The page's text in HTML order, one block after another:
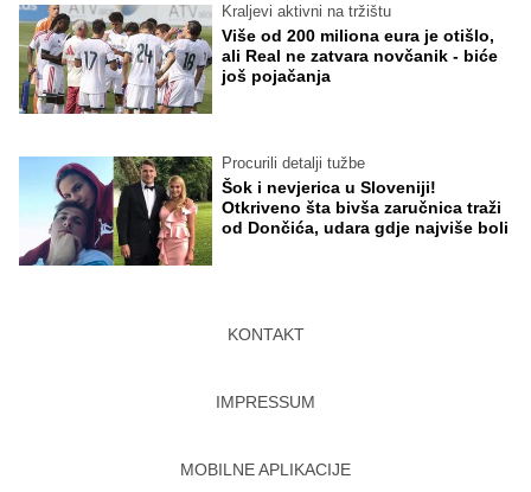
Kraljevi aktivni na tržištu
Više od 200 miliona eura je otišlo,
ali Real ne zatvara novčanik - biće
još pojačanja
Procurili detalji tužbe
Šok i nevjerica u Sloveniji!
Otkriveno šta bivša zaručnica traži
od Dončića, udara gdje najviše boli
KONTAKT
IMPRESSUM
MOBILNE APLIKACIJE